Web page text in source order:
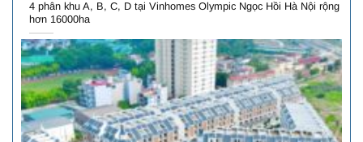
4 phân khu A, B, C, D tại Vinhomes Olympic Ngọc Hồi Hà Nội rộng
hơn 16000ha